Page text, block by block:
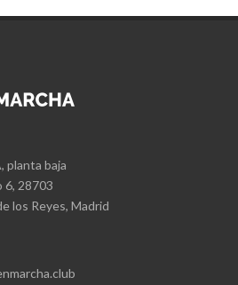
planta baja
6, 28703
los Reyes, Madrid